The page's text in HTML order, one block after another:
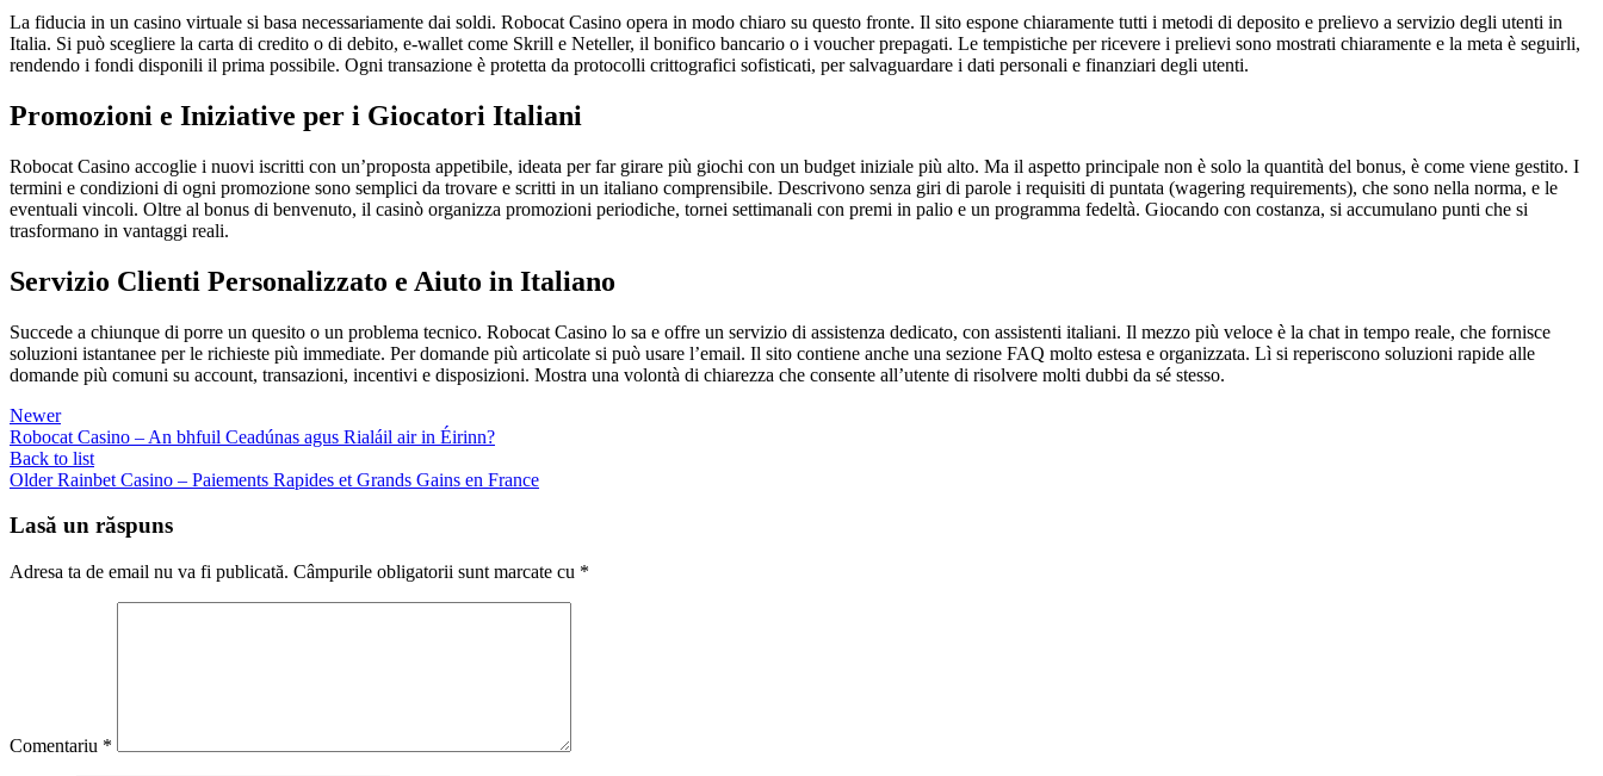
La fiducia in un casino virtuale si basa necessariamente dai soldi. Robocat Casino opera in modo chiaro su questo fronte. Il sito espone chiaramente tutti i metodi di deposito e prelievo a servizio degli utenti in
Italia. Si può scegliere la carta di credito o di debito, e-wallet come Skrill e Neteller, il bonifico bancario o i voucher prepagati. Le tempistiche per ricevere i prelievi sono mostrati chiaramente e la meta è seguirli,
rendendo i fondi disponili il prima possibile. Ogni transazione è protetta da protocolli crittografici sofisticati, per salvaguardare i dati personali e finanziari degli utenti.
Promozioni e Iniziative per i Giocatori Italiani
Robocat Casino accoglie i nuovi iscritti con un’proposta appetibile, ideata per far girare più giochi con un budget iniziale più alto. Ma il aspetto principale non è solo la quantità del bonus, è come viene gestito. I
termini e condizioni di ogni promozione sono semplici da trovare e scritti in un italiano comprensibile. Descrivono senza giri di parole i requisiti di puntata (wagering requirements), che sono nella norma, e le
eventuali vincoli. Oltre al bonus di benvenuto, il casinò organizza promozioni periodiche, tornei settimanali con premi in palio e un programma fedeltà. Giocando con costanza, si accumulano punti che si
trasformano in vantaggi reali.
Servizio Clienti Personalizzato e Aiuto in Italiano
Succede a chiunque di porre un quesito o un problema tecnico. Robocat Casino lo sa e offre un servizio di assistenza dedicato, con assistenti italiani. Il mezzo più veloce è la chat in tempo reale, che fornisce
soluzioni istantanee per le richieste più immediate. Per domande più articolate si può usare l’email. Il sito contiene anche una sezione FAQ molto estesa e organizzata. Lì si reperiscono soluzioni rapide alle
domande più comuni su account, transazioni, incentivi e disposizioni. Mostra una volontà di chiarezza che consente all’utente di risolvere molti dubbi da sé stesso.
Newer
Robocat Casino – An bhfuil Ceadúnas agus Rialáil air in Éirinn?
Back to list
Older Rainbet Casino – Paiements Rapides et Grands Gains en France
Lasă un răspuns
Adresa ta de email nu va fi publicată. Câmpurile obligatorii sunt marcate cu *
Comentariu *